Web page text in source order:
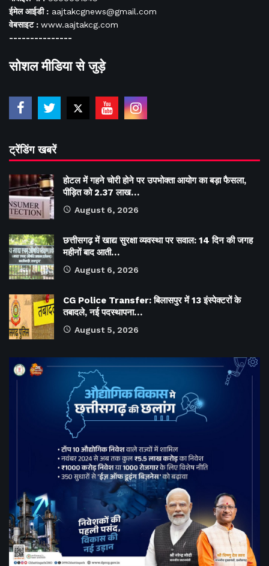
ईमेल आईडी : aajtakcgnews@gmail.com
वेबसाइट : www.aajtakcg.com
---------------
सोशल मीडिया से जुड़े
ट्रेंडिंग खबरें
होटल में गहने चोरी होने पर उपभोक्ता आयोग का बड़ा फैसला,
पीड़ित को 2.37 लाख…
August 6, 2026
छत्तीसगढ़ में खाद्य सुरक्षा व्यवस्था पर सवाल: 14 दिन की जगह
महीनों बाद आती…
August 6, 2026
CG Police Transfer: बिलासपुर में 13 इंस्पेक्टरों के
तबादले, नई पदस्थापना…
August 5, 2026